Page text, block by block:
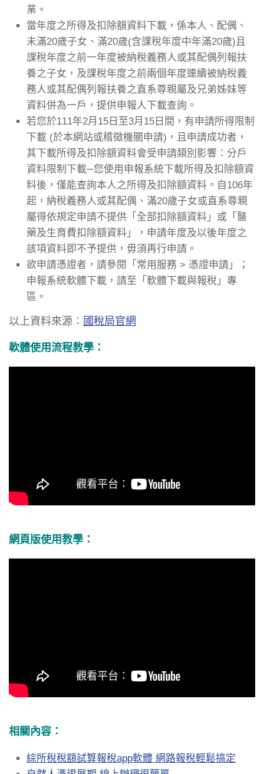
業。
當年度之所得及扣除額資料下載，係本人、配偶、
未滿20歲子女、滿20歲(含課稅年度中年滿20歲)且
課稅年度之前一年度被納稅義務人或其配偶列報扶
養之子女，及課稅年度之前兩個年度連續被納稅義
務人或其配偶列報扶養之直系尊親屬及兄弟姊妹等
資料併為一戶，提供申報人下載查詢。
若您於111年2月15日至3月15日間，有申請所得限制
下載 (於本網站或稽徵機關申請)，且申請成功者，
其下載所得及扣除額資料會受申請類別影響：分戶
資料限制下載─您使用申報系統下載所得及扣除額資
料後，僅能查詢本人之所得及扣除額資料。自106年
起，納稅義務人或其配偶、滿20歲子女或直系尊親
屬得依規定申請不提供「全部扣除額資料」或「醫
藥及生育費扣除額資料」，申請年度及以後年度之
該項資料即不予提供，毋須再行申請。
欲申請憑證者，請參閱「常用服務 > 憑證申請」；
申報系統軟體下載，請至「軟體下載與報稅」專
區。
以上資料來源： 國稅局官網
軟體使用流程教學：
網頁版使用教學：
相關內容：
綜所稅稅額試算報稅app軟體 網路報稅輕鬆搞定